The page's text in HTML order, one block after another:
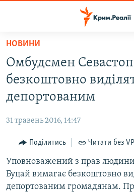
Перейти
основного
матеріалу
до
основної
навігації
Перейти
пошуку
НОВИНИ
ВОДА.КРИМ
БЛОГИ
ПОГЛЯД
ІНТЕРВ'Ю
ВСЕ ЗА ДЕНЬ
НОВИНИ
Омбудсмен
безкоштовно
депортованим
31 травень 2016, 14:47
Поділитись Читати без
Уповноважений з прав людини
Буцай вимагає безкоштовно
депортованим громадянам.